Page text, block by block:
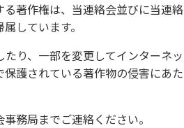
著作権は、当連絡会並びに当連絡
しています。
り、一部を変更してインターネッ
護されている著作物の侵害にあた
務局までご連絡ください。